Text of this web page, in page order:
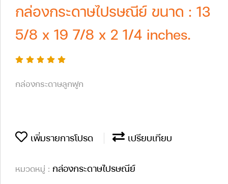
กล่องกระดาษไปรษณีย์ ขนาด : 13
5/8 x 19 7/8 x 2 1/4 inches.
กล่องกระดาษลูกฟูก
เพิ่มรายการโปรด เปรียบเทียบ
หมวดหมู่ : กล่องกระดาษไปรษณีย์